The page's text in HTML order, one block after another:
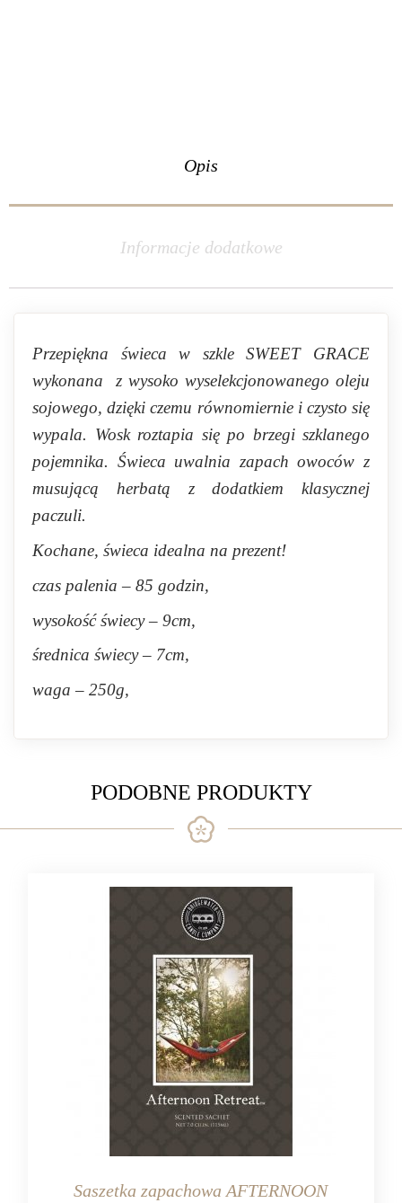
Opis
Informacje dodatkowe
Przepiękna świeca w szkle SWEET GRACE
wykonana z wysoko wyselekcjonowanego oleju
sojowego, dzięki czemu równomiernie i czysto się
wypala. Wosk roztapia się po brzegi szklanego
pojemnika. Świeca uwalnia zapach owoców z
musującą herbatą z dodatkiem klasycznej
paczuli.
Kochane, świeca idealna na prezent!
czas palenia – 85 godzin,
wysokość świecy – 9cm,
średnica świecy – 7cm,
waga – 250g,
PODOBNE PRODUKTY
Saszetka zapachowa AFTERNOON